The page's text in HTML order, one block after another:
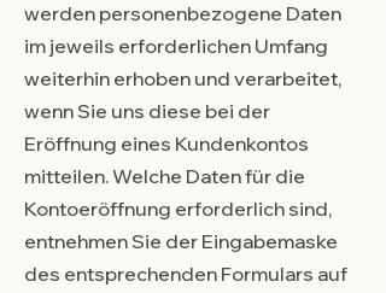
werden personenbezogene Daten
im jeweils erforderlichen Umfang
weiterhin erhoben und verarbeitet,
wenn Sie uns diese bei der
Eröffnung eines Kundenkontos
mitteilen. Welche Daten für die
Kontoeröffnung erforderlich sind,
entnehmen Sie der Eingabemaske
des entsprechenden Formulars auf